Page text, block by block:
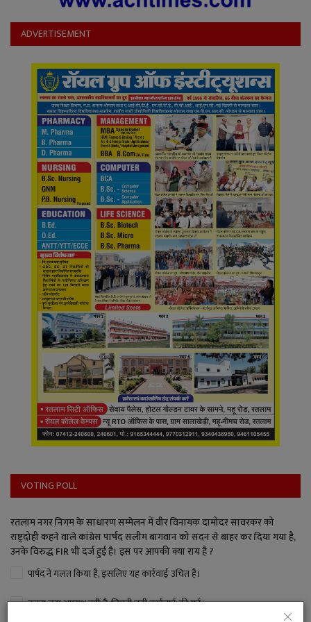
Language
English Hiindi
ADVERTISEMENT
VOTING POLL
रतलाम नगर निगम के साधारण सम्मेलन में वीर विनायक दामोदर सावरकर को
राष्ट्रदोही कहने वाले कांग्रेस पार्षद सलीम बागवान को सदन से बाहर कर दिया गया है,
उनके विरुद्ध FIR भी दर्ज हुई है। इस पर आपकी क्या राय है ?
पार्षद ने गलत किया है, इसलिए यह कार्रवाई उचित है।
इतना बड़ा अपराध नहीं है, जितनी बड़ी कार्रवाई की गई।